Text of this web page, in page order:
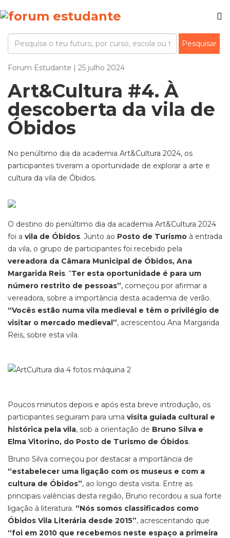
Forum Estudante | 25 julho 2024
Art&Cultura #4. À
descoberta da vila de
Óbidos
No penúltimo dia da academia Art&Cultura 2024, os
participantes tiveram a oportunidade de explorar a arte e
cultura da vila de Óbidos.
O destino do penúltimo dia da academia Art&Cultura 2024
foi a vila de Óbidos. Junto ao Posto de Turismo à entrada
da vila, o grupo de participantes foi recebido pela
vereadora da Câmara Municipal de Óbidos, Ana
Margarida Reis. “Ter esta oportunidade é para um
número restrito de pessoas”, começou por afirmar a
vereadora, sobre a importância desta academia de verão.
“Vocês estão numa vila medieval e têm o privilégio de
visitar o mercado medieval”, acrescentou Ana Margarida
Reis, sobre esta vila.
Poucos minutos depois e após esta breve introdução, os
participantes seguiram para uma visita guiada cultural e
histórica pela vila, sob a orientação de Bruno Silva e
Elma Vitorino, do Posto de Turismo de Óbidos.
Bruno Silva começou por destacar a importância de
“estabelecer uma ligação com os museus e com a
cultura de Óbidos”, ao longo desta visita. Entre as
principais valências desta região, Bruno recordou a sua forte
ligação à literatura. “Nós somos classificados como
Óbidos Vila Literária desde 2015”, acrescentando que
“foi em 2010 que recebemos neste espaço a primeira